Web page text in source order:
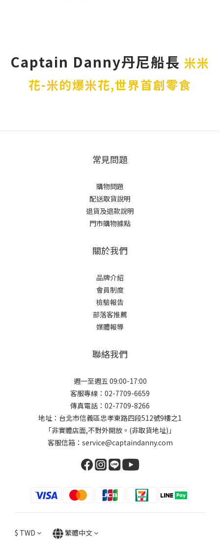
Captain Danny丹尼船長 米米
花-米的爆米花,世界首創零食
常見問題
購物問題
配送取貨說明
退貨及退款說明
門市購物據點
關於我們
品牌介紹
會員制度
檢驗報告
部落客推薦
媒體報導
聯絡我們
週一至週五 09:00-17:00
客服專線：02-7709-6659
傳真電話：02-7709-8266
地址：台北市信義區忠孝東路四段512號9樓之1
「非實體店面,不對外開放。(非取貨地址)」
客服信箱：service@captaindanny.com
$ TWD 繁體中文